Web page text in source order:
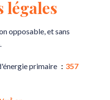
légales
opposable, et sans
primaire
357